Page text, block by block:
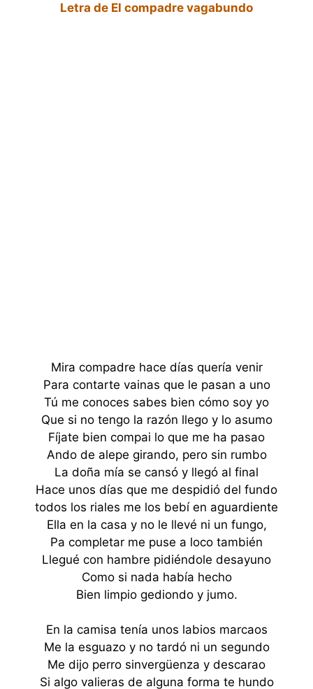
Letra de El compadre vagabundo
Mira compadre hace días quería venir
Para contarte vainas que le pasan a uno
Tú me conoces sabes bien cómo soy yo
Que si no tengo la razón llego y lo asumo
Fíjate bien compai lo que me ha pasao
Ando de alepe girando, pero sin rumbo
La doña mía se cansó y llegó al final
Hace unos días que me despidió del fundo
todos los riales me los bebí en aguardiente
Ella en la casa y no le llevé ni un fungo,
Pa completar me puse a loco también
Llegué con hambre pidiéndole desayuno
Como si nada había hecho
Bien limpio gediondo y jumo.
En la camisa tenía unos labios marcaos
Me la esguazo y no tardó ni un segundo
Me dijo perro sinvergüenza y descarao
Si algo valieras de alguna forma te hundo